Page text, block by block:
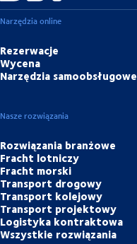
Narzędzia online
Rezerwacje
Wycena
Narzędzia samoobsługowe
Nasze rozwiązania
Rozwiązania branżowe
Fracht lotniczy
Fracht morski
Transport drogowy
Transport kolejowy
Transport projektowy
Logistyka kontraktowa
Wszystkie rozwiązania